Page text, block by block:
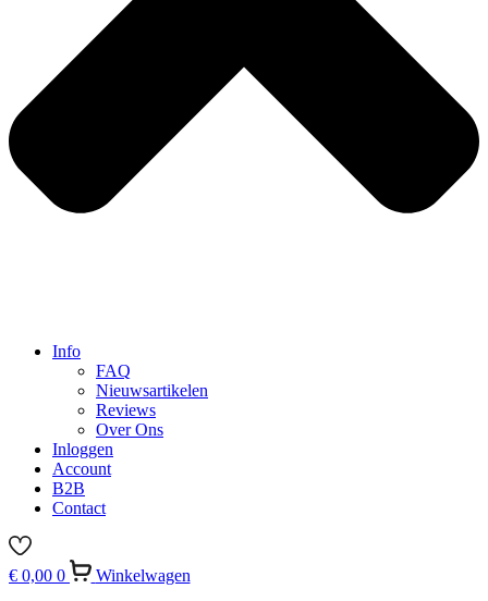
Info
FAQ
Nieuwsartikelen
Reviews
Over Ons
Inloggen
Account
B2B
Contact
€ 0,00 0
Winkelwagen